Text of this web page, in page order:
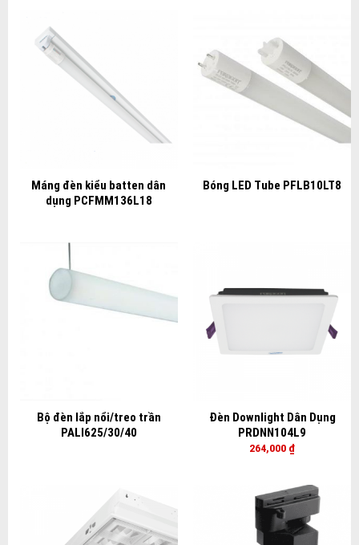
Máng đèn kiểu batten dân
dụng PCFMM136L18
Bóng LED Tube PFLB10LT8
Bộ đèn lắp nổi/treo trần
PALI625/30/40
Đèn Downlight Dân Dụng
PRDNN104L9
264,000 ₫